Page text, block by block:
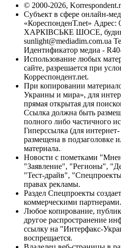
© 2000-2026,
Субъект в сфере онлайн-
«КореспонденТ.net» Адрес:
ХАРКІВСЬКЕ ШОСЕ,
sunlight@mediadim.com.ua
Идентификатор медиа -
Использование любых
сайте, разрешается при
Корреспондент.net.
При копировании
Украины и мира», для
прямая открытая для
Ссылка должна быть
полного либо частичного
Гиперссылка (для
размещена в подзаголовке
материала.
Новости с пометками
"Заявление", "Регионы",
"Тест-драйв",
правах рекламы.
Раздел Спецпроекты
коммерческими партнерами.
Любое копирование,
другое распространение
ссылку на "Интерфакс-
воспрещается.